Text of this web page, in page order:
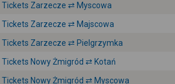
Tickets Zarzecze ⇄ Myscowa
Tickets Zarzecze ⇄ Majscowa
Tickets Zarzecze ⇄ Pielgrzymka
Tickets Nowy Żmigród ⇄ Kotań
Tickets Nowy Żmigród ⇄ Myscowa